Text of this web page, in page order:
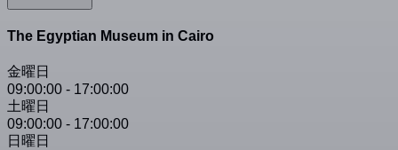
The Egyptian Museum in Cairo
金曜日
09:00:00 - 17:00:00
土曜日
09:00:00 - 17:00:00
日曜日